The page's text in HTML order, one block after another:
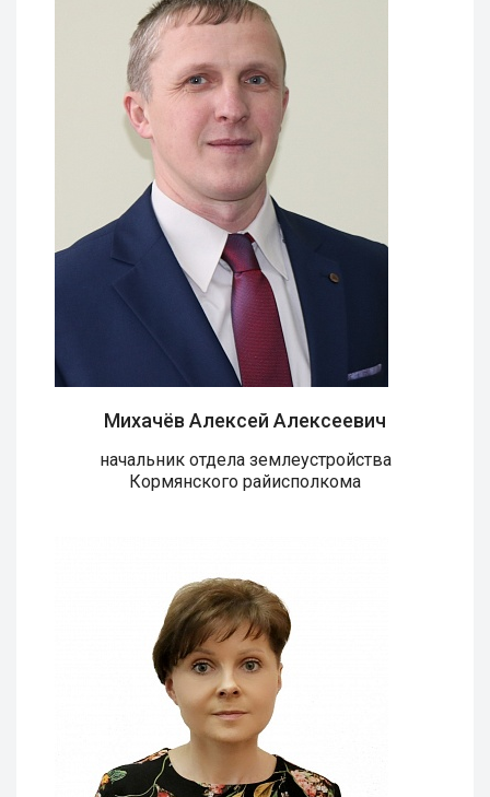
Михачёв Алексей Алексеевич
начальник отдела землеустройства
Кормянского райисполкома